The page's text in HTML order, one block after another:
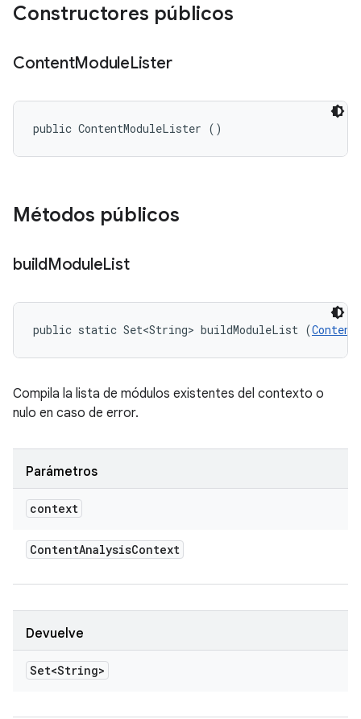
Constructores públicos
ContentModuleLister
public ContentModuleLister ()
Métodos públicos
buildModuleList
public static Set<String> buildModuleList (
Compila la lista de módulos existentes del contexto o
nulo en caso de error.
Parámetros
context
ContentAnalysisContext
Devuelve
Set<String>